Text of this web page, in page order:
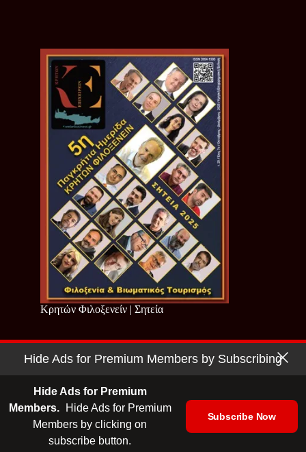
Κρητών Φιλοξενείν | Σητεία
Copyright © 2026 - Cretan Business | Κρητών Επιχειρείν
| Ταυτότητα | Media Kit
Hide Ads for Premium Members by Subscribing
Hide Ads for Premium
Members.
Hide Ads for Premium
Members by clicking on
subscribe button.
Subscribe Now